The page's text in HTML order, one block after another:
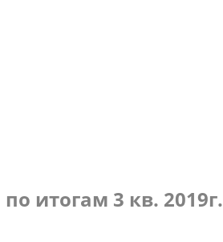
итогам 3 кв. 2019г.